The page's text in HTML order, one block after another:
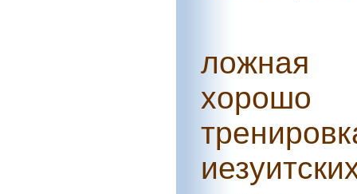
ложная
хорошо